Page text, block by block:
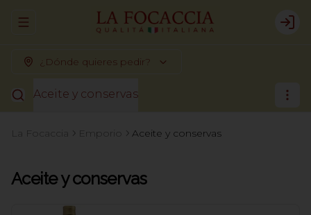
Abrir menu de navegación
¿Dónde quieres pedir?
Aceite y conservas
La Focaccia Emporio Aceite y conservas
Aceite y conservas